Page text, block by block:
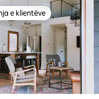
e klientëve
e klientëve